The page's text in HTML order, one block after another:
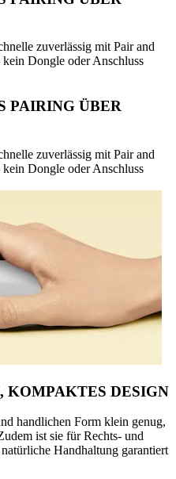
zuverlässig mit Pair and
Dongle oder Anschluss
PAIRING ÜBER
zuverlässig mit Pair and
Dongle oder Anschluss
KOMPAKTES DESIGN
handlichen Form klein genug,
ist sie für Rechts- und
Handhaltung garantiert